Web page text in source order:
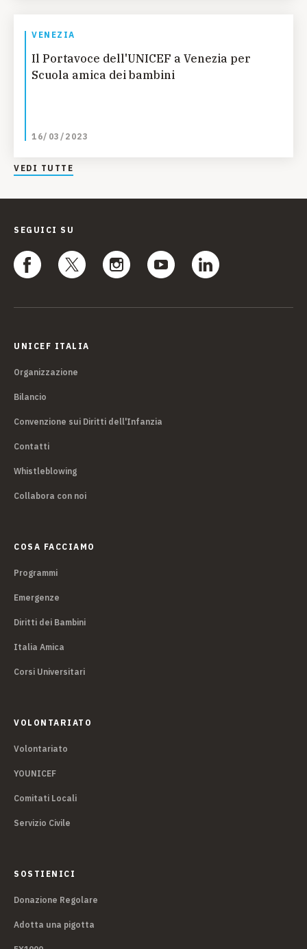
VENEZIA
Il Portavoce dell'UNICEF a Venezia per
Scuola amica dei bambini
16/03/2023
VEDI TUTTE
SEGUICI SU
UNICEF ITALIA
Organizzazione
Bilancio
Convenzione sui Diritti dell'Infanzia
Contatti
Whistleblowing
Collabora con noi
COSA FACCIAMO
Programmi
Emergenze
Diritti dei Bambini
Italia Amica
Corsi Universitari
VOLONTARIATO
Volontariato
YOUNICEF
Comitati Locali
Servizio Civile
SOSTIENICI
Donazione Regolare
Adotta una pigotta